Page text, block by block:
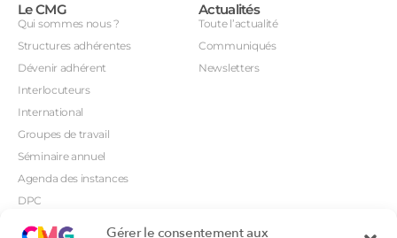
Gérer le consentement aux
Le CMG
Qui sommes nous ?
Structures adhérentes
Dévenir adhérent
Interlocuteurs
International
Groupes de travail
Séminaire annuel
Agenda des instances
DPC
CSI
Actualités
Toute l’actualité
Communiqués
Newsletters